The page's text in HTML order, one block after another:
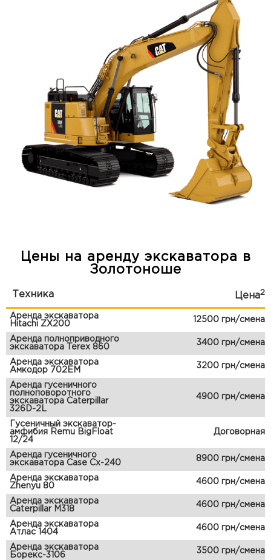
Цены на аренду экскаватора в
Золотоноше
Техника Цена2
Аренда экскаватора
Hitachi ZX200
12500 грн/смена
Аренда полноприводного
экскаватора Terex 860
3400 грн/смена
Аренда экскаватора
Амкодор 702ЕМ
3200 грн/смена
Аренда гусеничного
полноповоротного
экскаватора Caterpillar
326D-2L
4900 грн/смена
Гусеничный экскаватор-
амфибия Remu BigFloat
12/24
Договорная
Аренда гусеничного
экскаватора Case Cx-240
8900 грн/смена
Аренда экскаватора
Zhenyu 80
4600 грн/смена
Аренда экскаватора
Caterpillar M318
4600 грн/смена
Аренда экскаватора
Атлас 1404
4600 грн/смена
Аренда экскаватора
Борекс-3106
3500 грн/смена